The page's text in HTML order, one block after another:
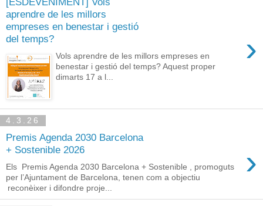
aprendre de les millors
empreses en benestar i gestió
del temps?
›
Vols aprendre de les millors empreses en
benestar i gestió del temps? Aquest proper
dimarts 17 a l...
4.3.26
Premis Agenda 2030 Barcelona
+ Sostenible 2026
›
Els Premis Agenda 2030 Barcelona + Sostenible , promoguts
per l’Ajuntament de Barcelona, tenen com a objectiu
reconèixer i difondre proje...